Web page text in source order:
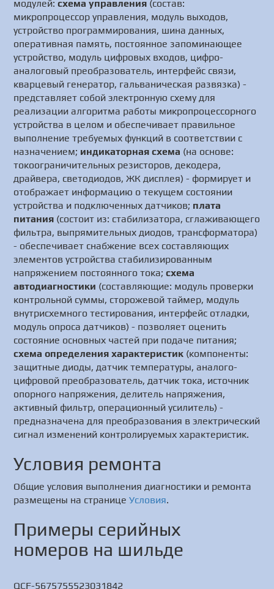
модулей:схема управления (состав:
микропроцессор управления, модуль выходов,
устройство программирования, шина данных,
оперативная память, постоянное запоминающее
устройство, модуль цифровых входов, цифро-
аналоговый преобразователь, интерфейс связи,
кварцевый генератор, гальваническая развязка) -
представляет собой электронную схему для
реализации алгоритма работы микропроцессорного
устройства в целом и обеспечивает правильное
выполнение требуемых функций в соответствии с
назначением; индикаторная схема (на основе:
токоограничительных резисторов, декодера,
драйвера, светодиодов, ЖК дисплея) - формирует и
отображает информацию о текущем состоянии
устройства и подключенных датчиков; плата
питания (состоит из: стабилизатора, сглаживающего
фильтра, выпрямительных диодов, трансформатора)
- обеспечивает снабжение всех составляющих
элементов устройства стабилизированным
напряжением постоянного тока;схема
автодиагностики (составляющие: модуль проверки
контрольной суммы, сторожевой таймер, модуль
внутрисхемного тестирования, интерфейс отладки,
модуль опроса датчиков) - позволяет оценить
состояние основных частей при подаче питания;
схема определения характеристик (компоненты:
защитные диоды, датчик температуры, аналого-
цифровой преобразователь, датчик тока, источник
опорного напряжения, делитель напряжения,
активный фильтр, операционный усилитель) -
предназначена для преобразования в электрический
сигнал изменений контролируемых характеристик.
Условия ремонта
Общие условия выполнения диагностики и ремонта
размещены на страницеУсловия.
Примеры серийных
номеров на шильде
QCF-5675755523031842